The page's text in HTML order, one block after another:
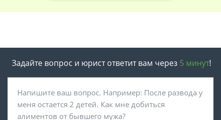
Задайте вопрос и юрист ответит вам через 5 минут!